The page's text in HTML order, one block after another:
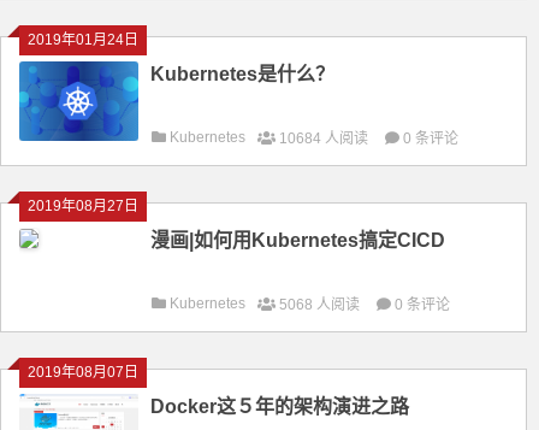
2019年01月24日
Kubernetes是什么？
Kubernetes 10684 人阅读 0 条评论
2019年08月27日
漫画|如何用Kubernetes搞定CICD
Kubernetes 5068 人阅读 0 条评论
2019年08月07日
Docker这５年的架构演进之路